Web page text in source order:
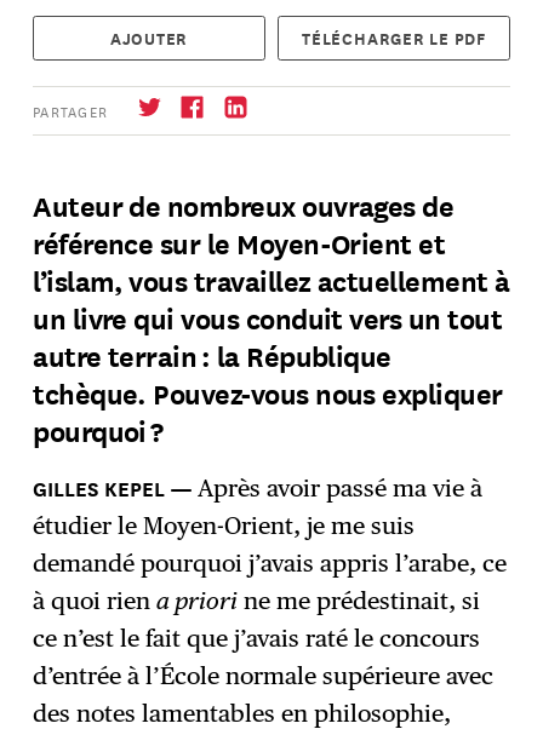
AJOUTER TÉLÉCHARGER LE PDF
PARTAGER
→ S'abonner
Auteur de nombreux ouvrages de
référence sur le Moyen-Orient et
l’islam, vous travaillez actuellement à
un livre qui vous conduit vers un tout
autre terrain : la République
tchèque. Pouvez-vous nous expliquer
pourquoi ?
Après avoir passé ma vie à
étudier le Moyen-Orient, je me suis
demandé pourquoi j’avais appris l’arabe, ce
à quoi riena priori ne me prédestinait, si
ce n’est le fait que j’avais raté le concours
d’entrée à l’École normale supérieure avec
des notes lamentables en philosophie,